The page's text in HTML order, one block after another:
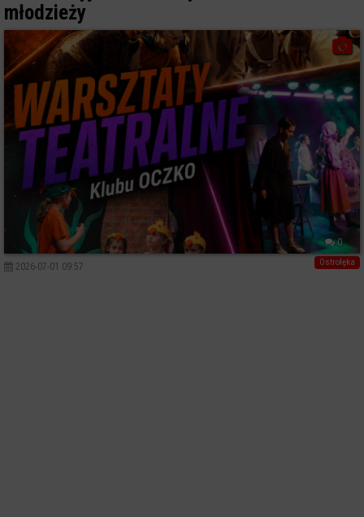
młodzieży
0
Ostrołęka
2026-07-01 09:57